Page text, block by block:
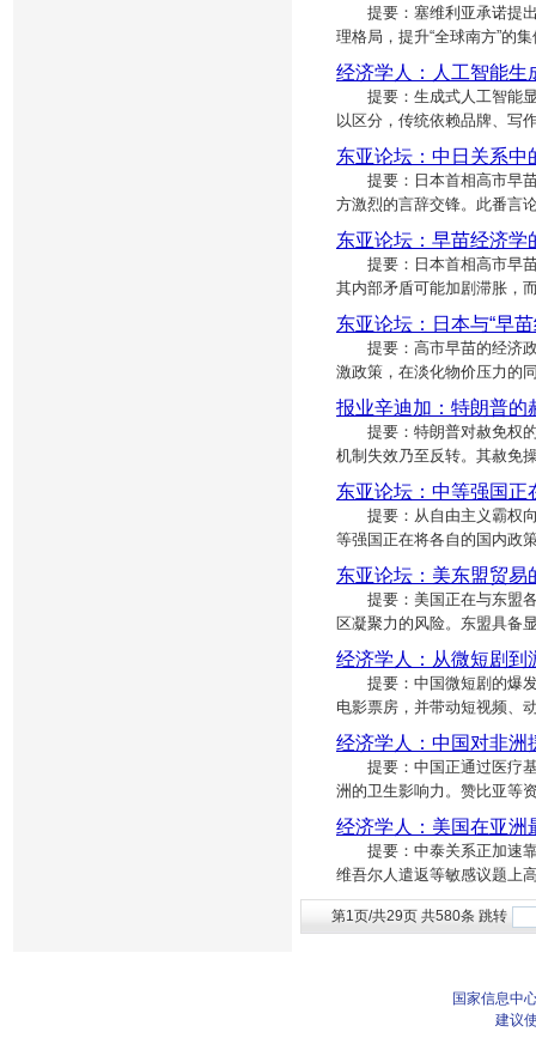
提要：塞维利亚承诺提出
理格局，提升“全球南方”的
经济学人：人工智能生
提要：生成式人工智能显
以区分，传统依赖品牌、写
东亚论坛：中日关系中
提要：日本首相高市早苗
方激烈的言辞交锋。此番言
东亚论坛：早苗经济学
提要：日本首相高市早苗
其内部矛盾可能加剧滞胀，
东亚论坛：日本与“早
提要：高市早苗的经济政
激政策，在淡化物价压力的
报业辛迪加：特朗普的
提要：特朗普对赦免权的
机制失效乃至反转。其赦免
东亚论坛：中等强国正
提要：从自由主义霸权向
等强国正在将各自的国内政
东亚论坛：美东盟贸易
提要：美国正在与东盟各
区凝聚力的风险。东盟具备
经济学人：从微短剧到
提要：中国微短剧的爆发
电影票房，并带动短视频、
经济学人：中国对非洲
提要：中国正通过医疗基
洲的卫生影响力。赞比亚等
经济学人：美国在亚洲
提要：中泰关系正加速靠
维吾尔人遣返等敏感议题上
第1页/共29页 共580条 跳转
国家信息中
建议